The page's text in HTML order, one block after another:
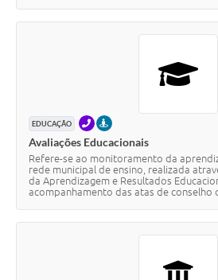
EDUCAÇÃO TELEFONEPRESENCIAL
Avaliações Educacionais
Refere-se ao monitoramento da
rede municipal de ensino, realizada
da Aprendizagem e Resultados
acompanhamento das atas de conselho